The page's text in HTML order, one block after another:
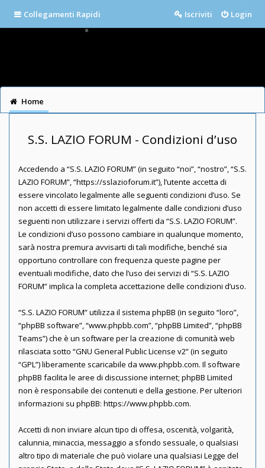
Collegamenti Rapidi Login
Iscriviti
Home
S.S. LAZIO FORUM - Condizioni d’uso
Accedendo a “S.S. LAZIO FORUM” (in seguito “noi”, “nostro”, “S.S.
LAZIO FORUM”, “https://sslazioforum.it”), l’utente accetta di
essere vincolato legalmente alle seguenti condizioni d’uso. Se
non accetti di essere limitato legalmente dalle condizioni d’uso
seguenti non utilizzare i servizi offerti da “S.S. LAZIO FORUM”.
Le condizioni d’uso possono cambiare in qualunque momento,
sarà nostra premura avvisarti di tali modifiche, benché sia
opportuno controllare con frequenza queste pagine per
eventuali modifiche, dato che l’uso dei servizi di “S.S. LAZIO
FORUM” implica la completa accettazione delle condizioni d’uso.
“S.S. LAZIO FORUM” utilizza il sistema phpBB (in seguito “loro”,
“phpBB software”, “www.phpbb.com”, “phpBB Limited”, “phpBB
Teams”) che è un software per la creazione di comunità web
rilasciata sotto “GNU General Public License v2” (in seguito
“GPL”) liberamente scaricabile da www.phpbb.com. Il software
phpBB facilita le aree di discussione internet; phpBB Limited
non è responsabile dei contenuti e della gestione. Per ulteriori
informazioni su phpBB: https://www.phpbb.com.
Accetti di non inviare alcun tipo di offesa, oscenità, volgarità,
calunnia, minaccia, messaggio a sfondo sessuale, o qualsiasi
altro tipo di materiale che può violare una qualsiasi Legge del